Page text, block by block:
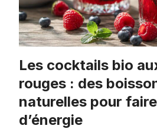
Les cocktails bio
rouges : des
naturelles pour
d’énergie